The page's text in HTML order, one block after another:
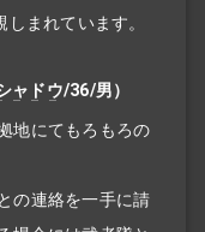
しまれています。
ャドウ/36/男）
地にてもろもろの
の連絡を一手に請